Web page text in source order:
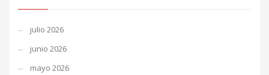
julio 2026
junio 2026
mayo 2026